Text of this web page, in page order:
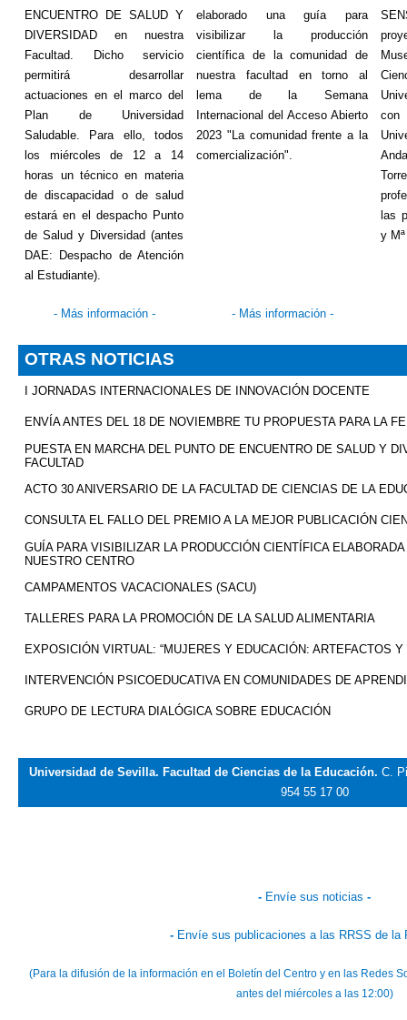
ENCUENTRO DE SALUD Y
DIVERSIDAD en nuestra
Facultad. Dicho servicio
permitirá desarrollar
actuaciones en el marco del
Plan de Universidad
Saludable. Para ello, todos
los miércoles de 12 a 14
horas un técnico en materia
de discapacidad o de salud
estará en el despacho Punto
de Salud y Diversidad (antes
DAE: Despacho de Atención
al Estudiante).
elaborado una guía para
visibilizar la producción
científica de la comunidad de
nuestra facultad en torno al
lema de la Semana
Internacional del Acceso Abierto
2023 "La comunidad frente a la
comercialización".
las
y
- Más información- - Más información -
OTRAS NOTICIAS
I JORNADAS INTERNACIONALES DE INNOVACIÓN DOCENTE
ENVÍA ANTES DEL 18 DE NOVIEMBRE TU PROPUESTA PARA LA
PUESTA EN MARCHA DEL PUNTO DE ENCUENTRO DE SALUD Y
FACULTAD
ACTO 30 ANIVERSARIO DE LA FACULTAD DE CIENCIAS DE LA
CONSULTA EL FALLO DEL PREMIO A LA MEJOR PUBLICACIÓN
GUÍA PARA VISIBILIZAR LA PRODUCCIÓN CIENTÍFICA
NUESTRO CENTRO
CAMPAMENTOS VACACIONALES (SACU)
TALLERES PARA LA PROMOCIÓN DE LA SALUD ALIMENTARIA
EXPOSICIÓN VIRTUAL: “MUJERES Y EDUCACIÓN: ARTEFACTOS
INTERVENCIÓN PSICOEDUCATIVA EN COMUNIDADES DE
GRUPO DE LECTURA DIALÓGICA SOBRE EDUCACIÓN
Universidad de Sevilla. Facultad de Ciencias de la Educación. C.
954 55 17 00
- Envíe sus noticias -
- Envíe sus publicaciones a las RRSS de la
(Para la difusión de la información en el Boletín del Centro y en las Redes
antes del miércoles a las 12:00)